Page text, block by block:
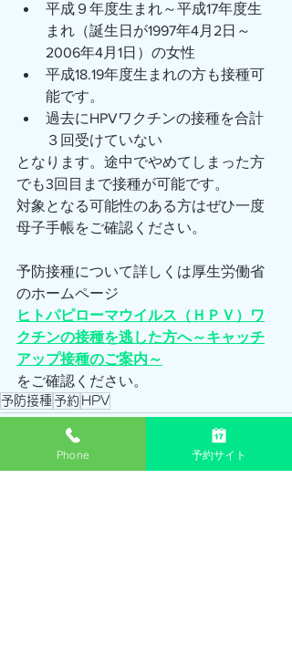
平成９年度生まれ～平成17年度生
まれ（誕生日が1997年4月2日～
2006年4月1日）の女性
平成18.19年度生まれの方も接種可
能です。
過去にHPVワクチンの接種を合計
３回受けていない
となります。途中でやめてしまった方
でも3回目まで接種が可能です。
対象となる可能性のある方はぜひ一度
母子手帳をご確認ください。
予防接種について詳しくは厚生労働省
のホームページ
ヒトパピローマウイルス（ＨＰＶ）ワ
クチンの接種を逃した方へ～キャッチ
アップ接種のご案内～
をご確認ください。
予防接種 予約 HPV
Phone 予約サイト